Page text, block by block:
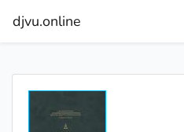
djvu.online